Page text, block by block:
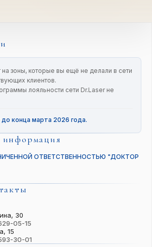
на зоны, которые вы ещё не делали в сети
клиентов.
лояльности сети Dr.Laser не
конца марта 2026 года.
ОТВЕТСТВЕННОСТЬЮ "ДОКТОР
30
05-15
15
30-01